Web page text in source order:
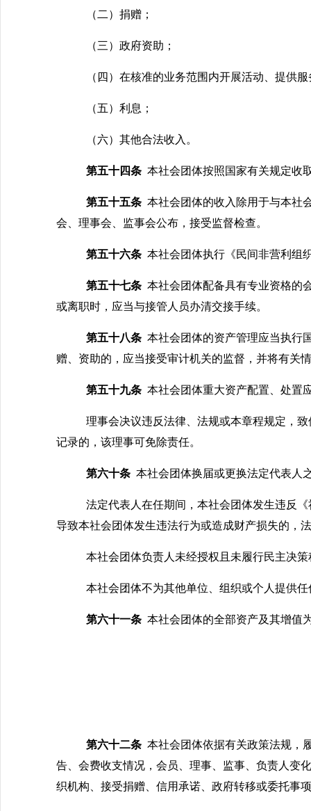
（二）捐赠；
（三）政府资助；
（四）在核准的业务范围内开展活动、提供
（五）利息；
（六）其他合法收入。
第五十四条 本社会团体按照国家有关规定收
第五十五条 本社会团体的收入除用于与本社
会、理事会、监事会公布，接受监督检查。
第五十六条 本社会团体执行《民间非营利组
第五十七条 本社会团体配备具有专业资格的
或离职时，应当与接管人员办清交接手续。
第五十八条 本社会团体的资产管理应当执行
赠、资助的，应当接受审计机关的监督，并将有关
第五十九条 本社会团体重大资产配置、处置
理事会决议违反法律、法规或本章程规定，
记录的，该理事可免除责任。
第六十条 本社会团体换届或更换法定代表人
法定代表人在任期间，本社会团体发生违反
导致本社会团体发生违法行为或造成财产损失的，
本社会团体负责人未经授权且未履行民主决
本社会团体不为其他单位、组织或个人提供
第六十一条 本社会团体的全部资产及其增值
第六十二条 本社会团体依据有关政策法规，
告、会费收支情况，会员、理事、监事、负责人变
织机构、接受捐赠、信用承诺、政府转移或委托事